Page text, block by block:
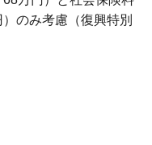
）のみ考慮（復興特別